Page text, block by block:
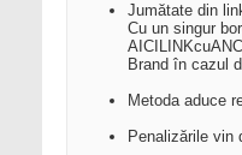
Jumătate din
Cu un singur
Brand în cazul
Metoda aduce
Penalizările vin